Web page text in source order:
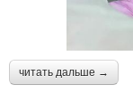
читать дальше →